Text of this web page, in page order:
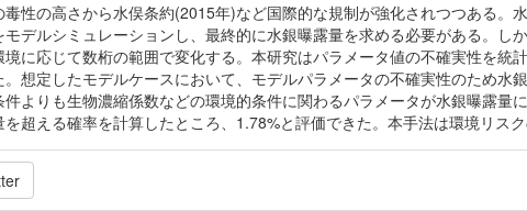
毒性の高さから水俣条約(2015年)など国際的な規制が強化されつつある。
モデルシミュレーションし、最終的に水銀曝露量を求める必要がある。し
境に応じて数桁の範囲で変化する。本研究はパラメータ値の不確実性を統
。想定したモデルケースにおいて、モデルパラメータの不確実性のため
件よりも生物濃縮係数などの環境的条件に関わるパラメータが水銀曝露
超える確率を計算したところ、1.78%と評価できた。本手法は環境リス